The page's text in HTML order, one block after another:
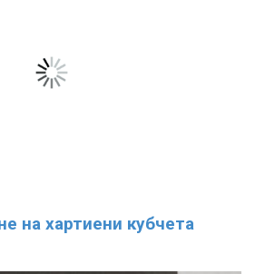
на хартиени кубчета